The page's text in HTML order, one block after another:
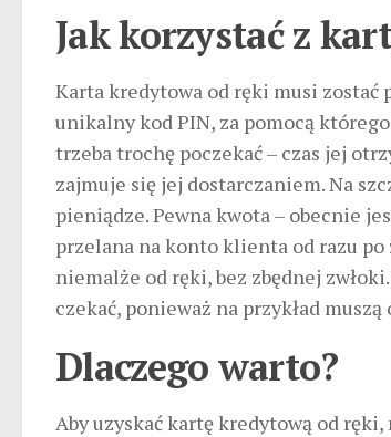
Jak korzystać z
Karta kredytowa od ręki musi zostać
unikalny kod PIN, za pomocą
trzeba trochę poczekać – czas jej
zajmuje się jej dostarczaniem. Na
pieniądze. Pewna kwota – obecnie
przelana na konto klienta od razu
niemalże od ręki, bez zbędnej
czekać, ponieważ na przykład
Dlaczego warto?
Aby uzyskać kartę kredytową od